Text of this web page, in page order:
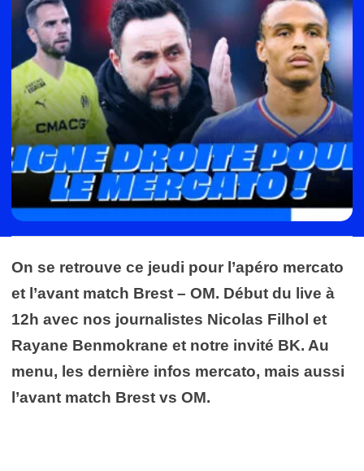
On se retrouve ce jeudi pour l’apéro mercato
et l’avant match Brest – OM. Début du live à
12h avec nos journalistes Nicolas Filhol et
Rayane Benmokrane et notre invité BK. Au
menu, les dernière infos mercato, mais aussi
l’avant match Brest vs OM.